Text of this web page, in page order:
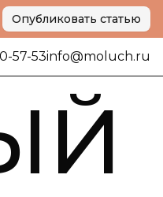
Опубликовать статью
57-53info@moluch.ru